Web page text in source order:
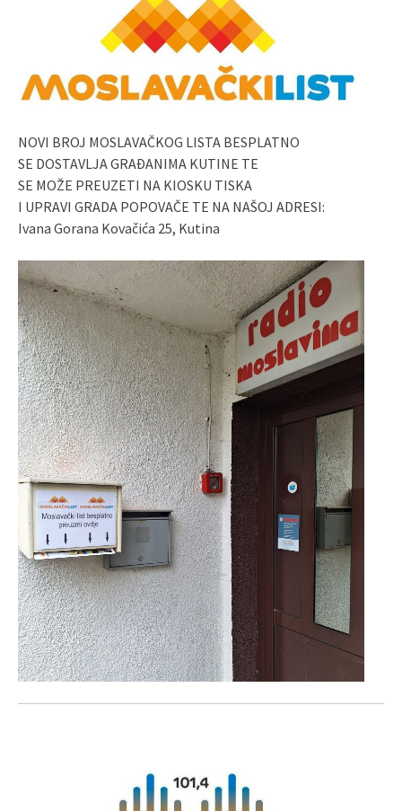
NOVI BROJ MOSLAVAČKOG LISTA BESPLATNO
SE DOSTAVLJA GRAĐANIMA KUTINE TE
SE MOŽE PREUZETI NA KIOSKU TISKA
I UPRAVI GRADA POPOVAČE TE NA NAŠOJ ADRESI:
Ivana Gorana Kovačića 25, Kutina